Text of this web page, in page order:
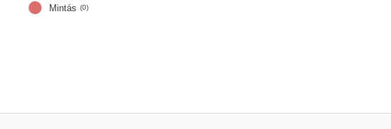
Mintás (0)
Tengerészkék (0)